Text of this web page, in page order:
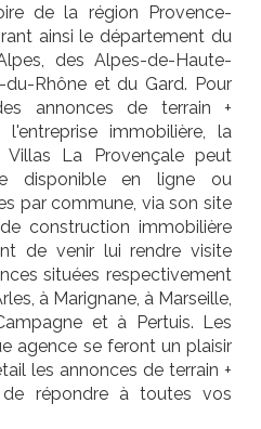
de la région Provence-
ainsi le département du
des Alpes-de-Haute-
du-Rhône et du Gard. Pour
annonces de terrain +
immobilière, la
La Provençale peut
disponible en ligne ou
par commune, via son site
construction immobilière
de venir lui rendre visite
situées respectivement
à Marignane, à Marseille,
et à Pertuis. Les
agence se feront un plaisir
les annonces de terrain +
répondre à toutes vos